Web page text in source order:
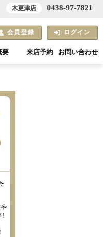
会員登録 ログイン
要 来店予約 お問い合わせ
木更津店 0438-97-7821